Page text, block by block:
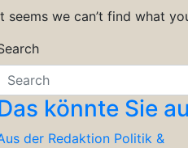
seems we can’t find what
könnte Sie
der Redaktion Politik &